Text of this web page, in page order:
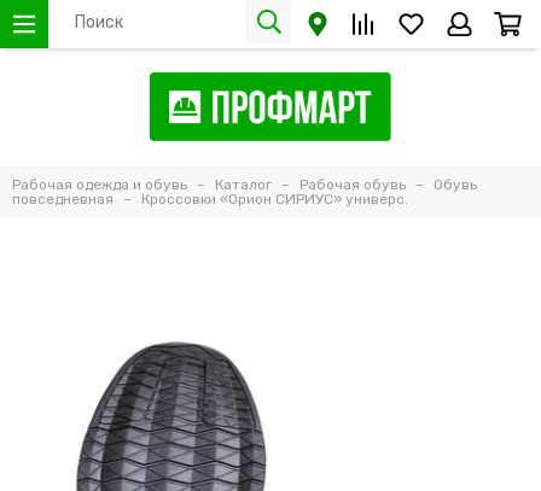
Рабочая одежда и обувь Каталог Рабочая обувь
Обувь
повседневная
Кроссовки «Орион СИРИУС» универс.